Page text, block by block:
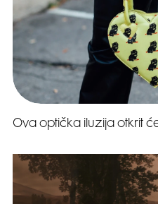
Ova optička iluzija otkrit